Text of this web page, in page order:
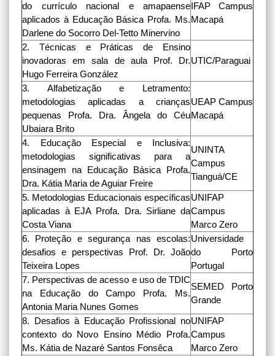
do currículo nacional e amapaense
aplicados à Educação Básica Profa. Ms.
Darlene do Socorro Del-Tetto Minervino
IFAP Campus
Macapá
2. Técnicas e Práticas de Ensino
inovadoras em sala de aula Prof. Dr.
Hugo Ferreira González
UTIC/Paraguai
3. Alfabetização e Letramento:
metodologias aplicadas a crianças
pequenas Profa. Dra. Ângela do Céu
Ubaiara Brito
UEAP Campus
Macapá
4. Educação Especial e Inclusiva:
metodologias significativas para a
ensinagem na Educação Básica Profa.
Dra. Kátia Maria de Aguiar Freire
UNINTA
Campus
Tianguá/CE
5. Metodologias Educacionais específicas
aplicadas à EJA Profa. Dra. Sirliane da
Costa Viana
UNIFAP
Campus
Marco Zero
6. Proteção e segurança nas escolas:
desafios e perspectivas Prof. Dr. João
Teixeira Lopes
Universidade
do Porto
Portugal
7. Perspectivas de acesso e uso de TDIC
na Educação do Campo Profa. Ms.
Antonia Maria Nunes Gomes
SEMED Porto
Grande
8. Desafios à Educação Profissional no
contexto do Novo Ensino Médio Profa.
Ms. Kátia de Nazaré Santos Fonsêca
UNIFAP
Campus
Marco Zero